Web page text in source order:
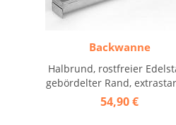
Backwanne
Halbrund, rostfreier
gebördelter Rand,
54,90 €